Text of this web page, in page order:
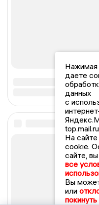
Нажимая
даете
данных
с
На
cookie.
сайте,
все
Вы
или